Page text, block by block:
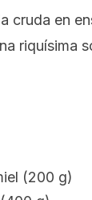
cruda en
riquísima
(200 g)